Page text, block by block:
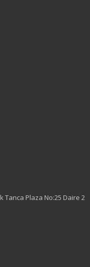
Tanca Plaza No:25 Daire 2